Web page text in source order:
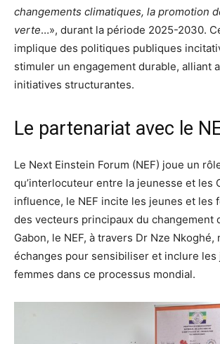
changements climatiques, la promotion
verte…», durant la période 2025-2030.
implique des politiques publiques
stimuler un engagement durable, alliant
initiatives structurantes.
Le partenariat avec le
Le Next Einstein Forum (NEF) joue un
qu’interlocuteur entre la jeunesse et les
influence, le NEF incite les jeunes et les
des vecteurs principaux du changement
Gabon, le NEF, à travers Dr Nze
échanges pour sensibiliser et inclure les
femmes dans ce processus mondial.